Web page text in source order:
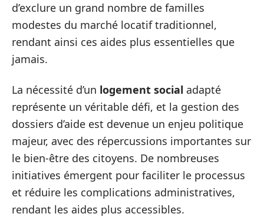
d’exclure un grand nombre de familles
modestes du marché locatif traditionnel,
rendant ainsi ces aides plus essentielles que
jamais.
La nécessité d’un logement social adapté
représente un véritable défi, et la gestion des
dossiers d’aide est devenue un enjeu politique
majeur, avec des répercussions importantes sur
le bien-être des citoyens. De nombreuses
initiatives émergent pour faciliter le processus
et réduire les complications administratives,
rendant les aides plus accessibles.